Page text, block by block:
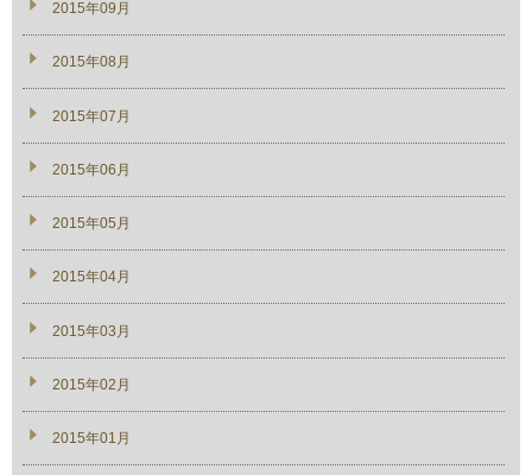
2015年09月
2015年08月
2015年07月
2015年06月
2015年05月
2015年04月
2015年03月
2015年02月
2015年01月